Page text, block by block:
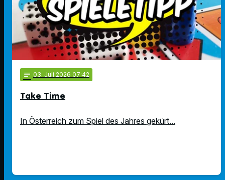
notes 03. Juli 2026 07:42
Take Time
In Österreich zum Spiel des Jahres gekürt...